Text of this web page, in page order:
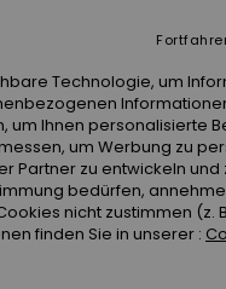
Technologie, um
Ihnen personalisierte
um Werbung zu
Partner zu entwickeln und
bedürfen,
nicht zustimmen (z.
finden Sie in unserer :